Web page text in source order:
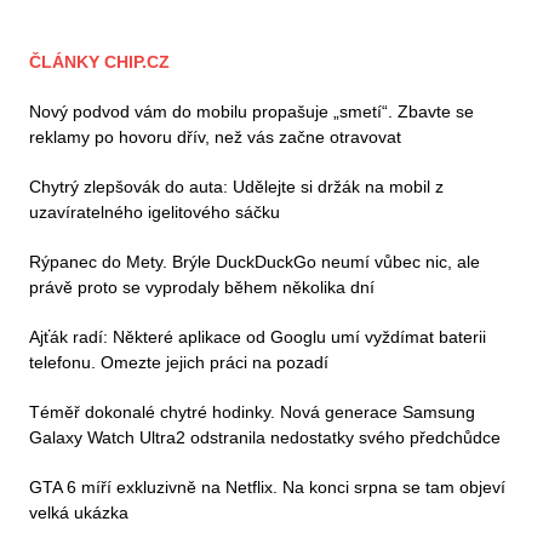
ČLÁNKY CHIP.CZ
Nový podvod vám do mobilu propašuje „smetí“. Zbavte se
reklamy po hovoru dřív, než vás začne otravovat
Chytrý zlepšovák do auta: Udělejte si držák na mobil z
uzavíratelného igelitového sáčku
Rýpanec do Mety. Brýle DuckDuckGo neumí vůbec nic, ale
právě proto se vyprodaly během několika dní
Ajťák radí: Některé aplikace od Googlu umí vyždímat baterii
telefonu. Omezte jejich práci na pozadí
Téměř dokonalé chytré hodinky. Nová generace Samsung
Galaxy Watch Ultra2 odstranila nedostatky svého předchůdce
GTA 6 míří exkluzivně na Netflix. Na konci srpna se tam objeví
velká ukázka